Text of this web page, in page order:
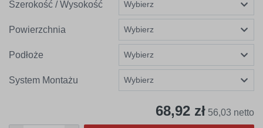
Szerokość / Wysokość
Powierzchnia
Podłoże
System Montażu
68,92 zł 56,03 netto